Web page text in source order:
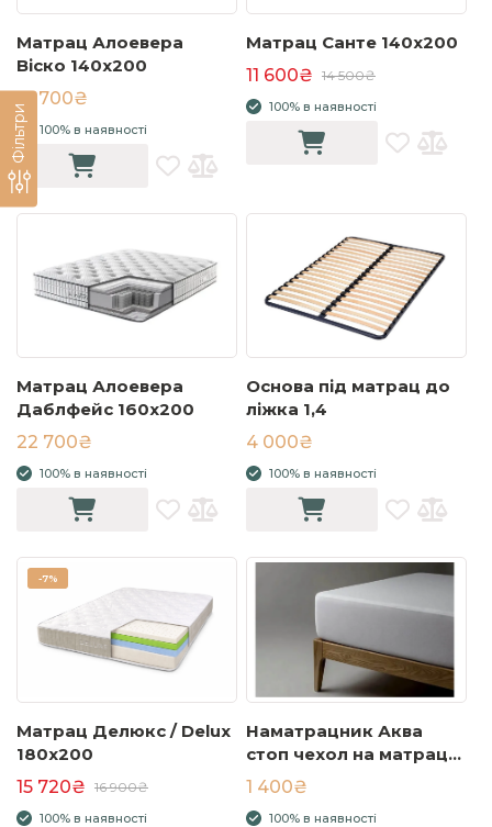
Фільтри
Матрац Алоевера
Віско 140x200
19 700₴
100% в наявності
Матрац Санте 140x200
11 600₴ 14 500₴
100% в наявності
Матрац Алоевера
Даблфейс 160x200
22 700₴
100% в наявності
Основа під матрац до
ліжка 1,4
4 000₴
100% в наявності
-7%
Матрац Делюкс / Delux
180x200
15 720₴ 16 900₴
100% в наявності
Наматрацник Аква
стоп чехол на матрац
180х200 з високим
бортом
1 400₴
100% в наявності